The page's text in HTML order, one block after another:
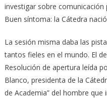
investigar sobre
Buen síntoma: la Cátedra
La sesión misma daba las
tantos fieles en el mundo. El
Resolución de apertura leída
Blanco, presidenta de la
de Academia” del hombre